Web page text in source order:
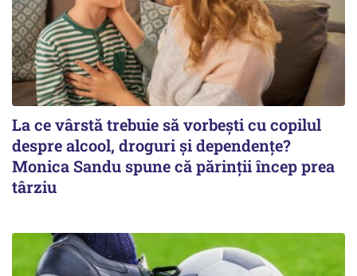
La ce vârstă trebuie să vorbești cu copilul
despre alcool, droguri și dependențe?
Monica Sandu spune că părinții încep prea
târziu